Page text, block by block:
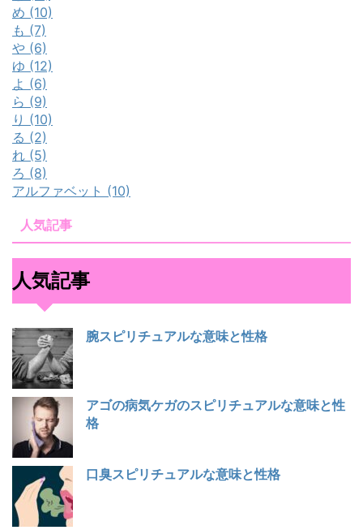
め (10)
も (7)
や (6)
ゆ (12)
よ (6)
ら (9)
り (10)
る (2)
れ (5)
ろ (8)
アルファベット (10)
人気記事
人気記事
腕スピリチュアルな意味と性格
アゴの病気ケガのスピリチュアルな意味と性
格
口臭スピリチュアルな意味と性格